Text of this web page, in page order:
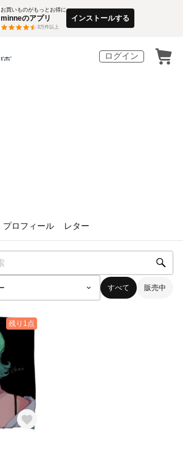
お買いものがもっとお得に
minneのアプリ
3万件以上
インストールする
ログイン
プロフィール レター
すべて 販売中
残り1点